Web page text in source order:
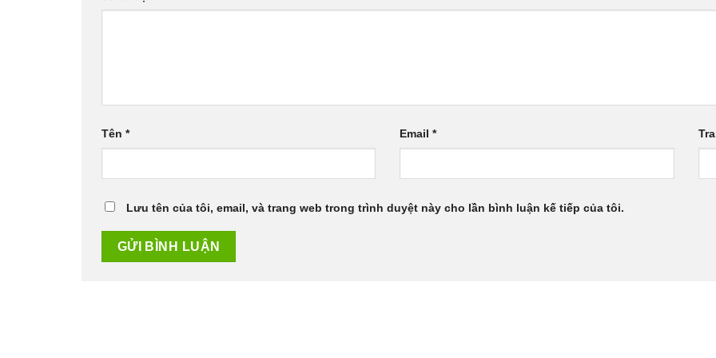
Tên * Email*
Lưu tên của tôi, email, và trang web trong trình duyệt này cho lần bình luận kế tiếp của tôi.